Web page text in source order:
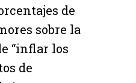
de
sobre la
“inflar los
de